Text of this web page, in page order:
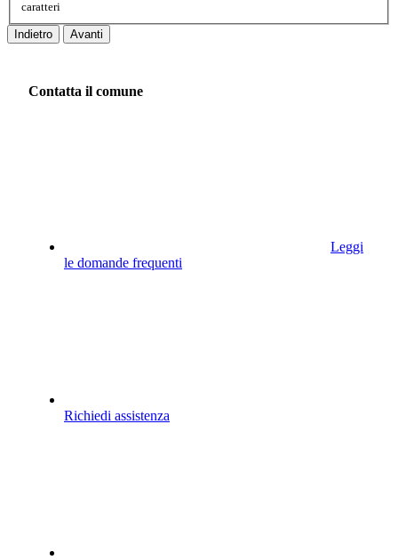
caratteri
Indietro Avanti
Contatta il comune
Leggi
le domande frequenti
Richiedi assistenza